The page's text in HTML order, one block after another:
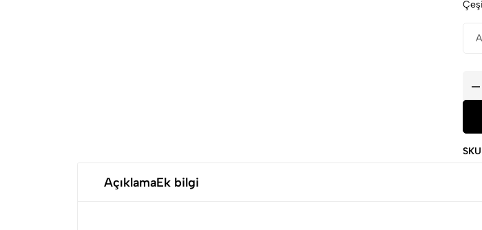
AçıklamaEk bilgi